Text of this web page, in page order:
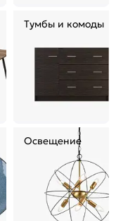
Тумбы и комоды
Освещение